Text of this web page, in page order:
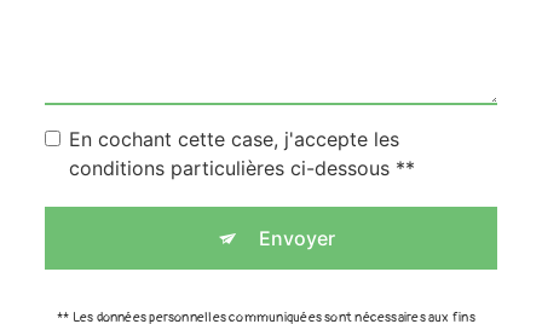
En cochant cette case, j'accepte les
conditions particulières ci-dessous **
Envoyer
** Les données personnelles communiquées sont nécessaires aux fins